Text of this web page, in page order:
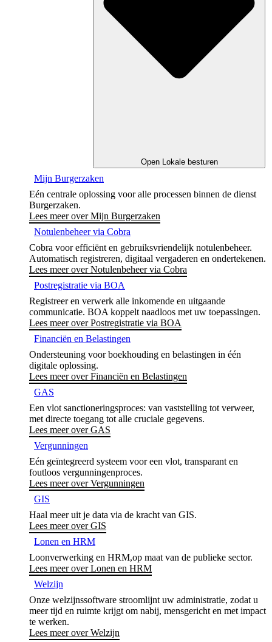
Open Lokale besturen
Mijn Burgerzaken
Eén centrale oplossing voor alle processen binnen de dienst
Burgerzaken.
Lees meer over Mijn Burgerzaken
Notulenbeheer via Cobra
Cobra voor efficiënt en gebruiksvriendelijk notulenbeheer.
Automatisch registreren, digitaal vergaderen en ondertekenen.
Lees meer over Notulenbeheer via Cobra
Postregistratie via BOA
Registreer en verwerk alle inkomende en uitgaande
communicatie. BOA koppelt naadloos met uw toepassingen.
Lees meer over Postregistratie via BOA
Financiën en Belastingen
Ondersteuning voor boekhouding en belastingen in één
digitale oplossing.
Lees meer over Financiën en Belastingen
GAS
Een vlot sanctioneringsproces: van vaststelling tot verweer,
met directe toegang tot alle cruciale gegevens.
Lees meer over GAS
Vergunningen
Eén geïntegreerd systeem voor een vlot, transparant en
foutloos vergunningenproces.
Lees meer over Vergunningen
GIS
Haal meer uit je data via de kracht van GIS.
Lees meer over GIS
Lonen en HRM
Loonverwerking en HRM,op maat van de publieke sector.
Lees meer over Lonen en HRM
Welzijn
Onze welzijnssoftware stroomlijnt uw administratie, zodat u
meer tijd en ruimte krijgt om nabij, mensgericht en met impact
te werken.
Lees meer over Welzijn